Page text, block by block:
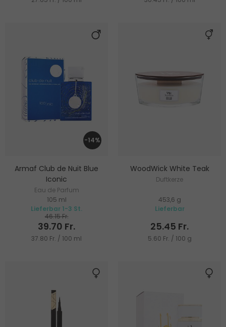
-14%
Armaf Club de Nuit Blue
Iconic
Eau de Parfum
105 ml
Lieferbar 1-3 St.
46.15 Fr.
39.70 Fr.
37.80 Fr. / 100 ml
WoodWick White Teak
Duftkerze
453,6 g
Lieferbar
25.45 Fr.
5.60 Fr. / 100 g